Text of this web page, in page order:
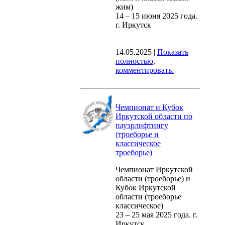
жим)
14 – 15 июня 2025 года.
г. Иркутск
14.05.2025 | Показать
полностью,
комментировать.
Чемпионат и Кубок
Иркутской области по
пауэрлифтингу
(троеборье и
классическое
троеборье)
Чемпионат Иркутской
области (троеборье) и
Кубок Иркутской
области (троеборье
классическое)
23 – 25 мая 2025 года. г.